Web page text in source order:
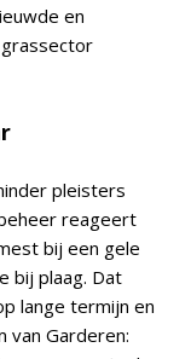
en
pleisters
reageert
bij een gele
bij plaag. Dat
lange termijn en
van Garderen: